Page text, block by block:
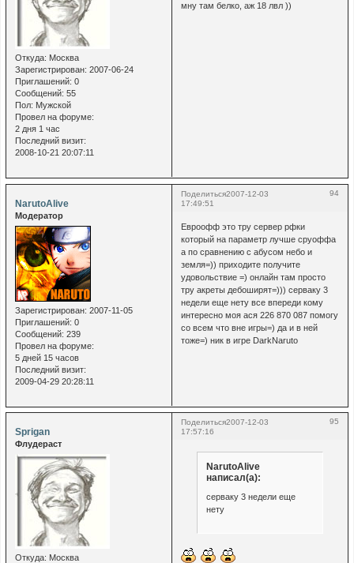
Откуда: Москва
Зарегистрирован: 2007-06-24
Приглашений: 0
Сообщений: 55
Пол: Мужской
Провел на форуме:
2 дня 1 час
Последний визит:
2008-10-21 20:07:11
мну там белко, аж 18 лвл ))
Поделиться 94
2007-12-03
17:49:51
NarutoAlive
Модератор
Зарегистрирован: 2007-11-05
Приглашений: 0
Сообщений: 239
Провел на форуме:
5 дней 15 часов
Последний визит:
2009-04-29 20:28:11
Евроофф это тру сервер рфки
который на параметр лучше сруоффа
а по сравнению с абусом небо и
земля=)) приходите получите
удовольствие =) онлайн там просто
тру акреты дебоширят=))) серваку 3
недели еще нету все впереди кому
интересно моя ася 226 870 087 помогу
со всем что вне игры=) да и в ней
тоже=) ник в игре DarkNaruto
Поделиться 95
2007-12-03
17:57:16
Sprigan
Флудераст
Откуда: Москва
NarutoAlive
написал(а):
серваку 3 недели еще
нету